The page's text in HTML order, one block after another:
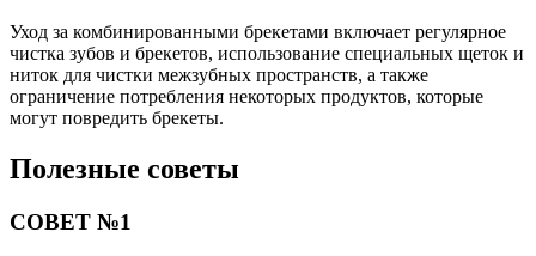
Уход за комбинированными брекетами включает регулярное
чистка зубов и брекетов, использование специальных щеток и
ниток для чистки межзубных пространств, а также
ограничение потребления некоторых продуктов, которые
могут повредить брекеты.
Полезные советы
СОВЕТ №1